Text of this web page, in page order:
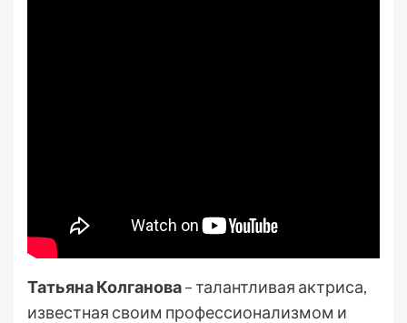
Татьяна Колганова– талантливая актриса,
известная своим профессионализмом и